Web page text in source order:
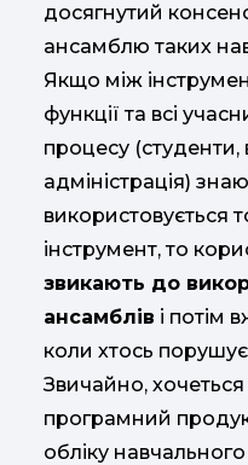
досягнутий
ансамблю таких
Якщо між
функції та всі
процесу (студенти,
адміністрація)
використовується
інструмент, то
звикають до
ансамблів і потім
коли хтось
Звичайно,
програмний
обліку